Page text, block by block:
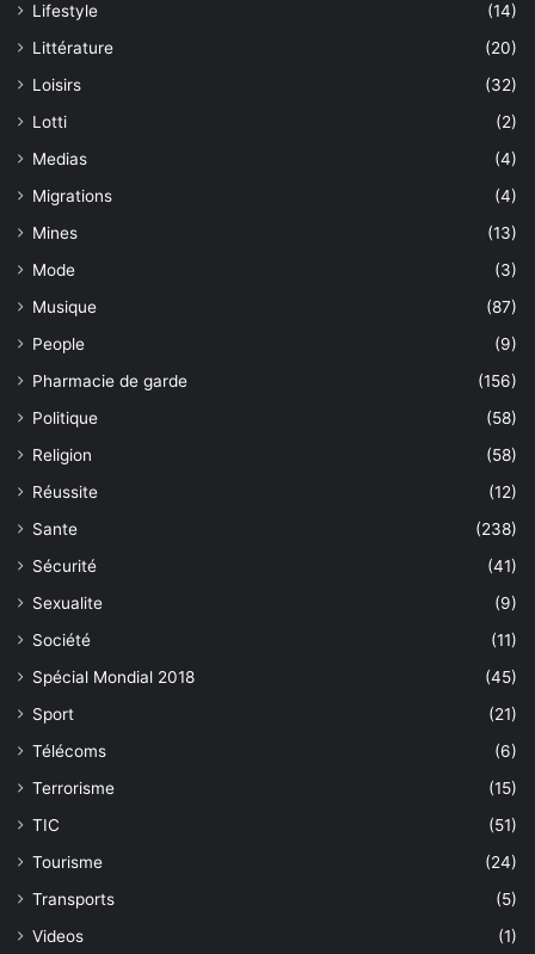
Lifestyle
(14)
Littérature
(20)
Loisirs
(32)
Lotti
(2)
Medias
(4)
Migrations
(4)
Mines
(13)
Mode
(3)
Musique
(87)
People
(9)
Pharmacie de garde
(156)
Politique
(58)
Religion
(58)
Réussite
(12)
Sante
(238)
Sécurité
(41)
Sexualite
(9)
Société
(11)
Spécial Mondial 2018
(45)
Sport
(21)
Télécoms
(6)
Terrorisme
(15)
TIC
(51)
Tourisme
(24)
Transports
(5)
Videos
(1)